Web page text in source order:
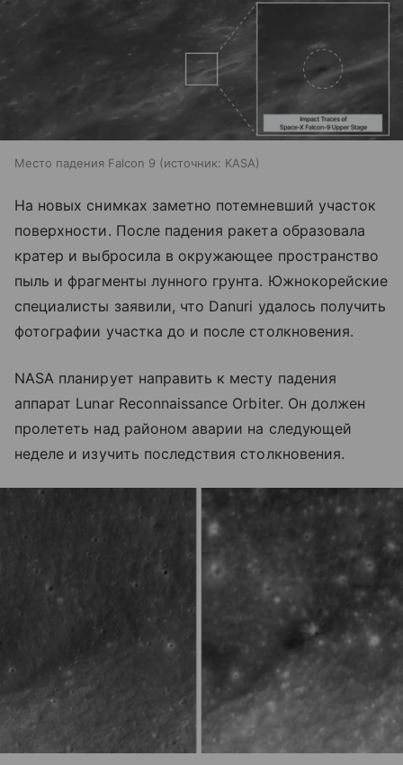
Место падения Falcon 9 источник: KASA
На новых снимках заметно потемневший участок
поверхности. После падения ракета образовала
кратер и выбросила в окружающее пространство
пыль и фрагменты лунного грунта. Южнокорейские
специалисты заявили, что Danuri удалось получить
фотографии участка до и после столкновения.
NASA планирует направить к месту падения
аппарат Lunar Reconnaissance Orbiter. Он должен
пролететь над районом аварии на следующей
неделе и изучить последствия столкновения.